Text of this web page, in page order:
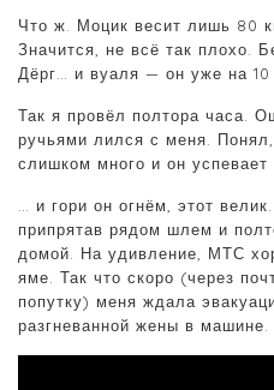
Что ж. Моцик весит лишь 80
Значится, не всё так плохо.
Дёрг… и вуаля — он уже на
Так я провёл полтора часа.
ручьями лился с меня.
слишком много и он успевает
… и гори он огнём, этот
припрятав рядом шлем и
домой. На удивление, МТС
яме. Так что скоро (через
попутку) меня ждала
разгневанной жены в машине.